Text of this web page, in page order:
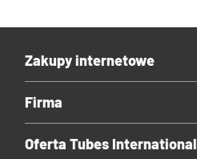
Zakupy internetowe
Firma
Oferta Tubes International